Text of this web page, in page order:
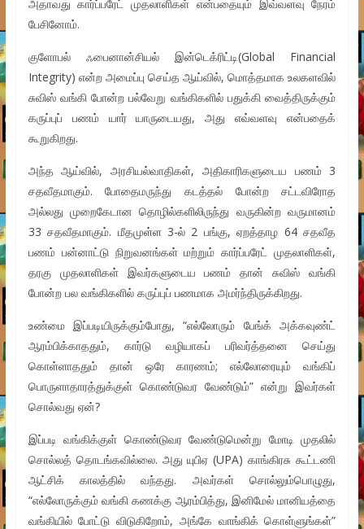
அதாவது கார்ப்பரேட் முதலாளிகள் என்பதையும் இவ்வளவு நேரம்
பேசினோம்.
குளோபல் ஃபைனான்சியல் இன்டெக்ரிட்டி(Global Financial
Integrity) என்ற அமைப்பு செய்த ஆய்வில், மொத்தமாக உலகளவில்
சுவிஸ் வங்கி போன்ற பல்வேறு வங்கிகளில் பதுக்கி வைத்திருக்கும்
கருப்புப் பணம் யார் யாருடையது, அது எவ்வளவு என்பதைக்
கூறுகிறது.
அந்த ஆய்வில், அரசியல்வாதிகள், அதிகாரிகளுடைய பணம் 3
சதவீதமாகும். போதைமருந்து கடத்தல் போன்ற சட்டவிரோத
அல்லது முறைகேடான தொழில்களிலிருந்து வருகின்ற வருமானம்
33 சதவீதமாகும். மீதமுள்ள 3-ல் 2 பங்கு, ஏறத்தாழ 64 சதவீத
பணம் பன்னாட்டு நிறுவனங்கள் மற்றும் கார்ப்பரேட் முதலாளிகள்,
தரகு முதலாளிகள் இவர்களுடைய பணம் தான் சுவிஸ் வங்கி
போன்ற பல வங்கிகளில் கருப்புப் பணமாக அமர்ந்திருக்கிறது.
உண்மை இப்படியிருக்கும்போது, “எல்லோரும் பேங்க் அக்கவுண்ட்
ஆரம்பிக்காததும், கார்டு வழியாகப் பரிவர்த்தனை செய்து
கொள்ளாததும் தான் ஒரே காரணம்; எல்லோரையும் வங்கிப்
பொருளாதாரத்துக்குள் கொண்டுவர வேண்டும்” என்று இவர்கள்
சொல்வது ஏன்?
இப்படி வங்கிக்குள் கொண்டுவர வேண்டுமென்று மோடி முதலில்
சொல்லத் தொடங்கவில்லை. அது யுபிஏ (UPA) காங்கிரசு கூட்டணி
ஆட்சிக் காலத்தில் வந்தது. அவர்கள் சொல்லும்பொழுது,
“எல்லோருக்கும் வங்கி கணக்கு ஆரம்பித்து, இனிமேல் மானியத்தை
வங்கியில் போட்டு விடுகிறோம், அங்கே வாங்கிக் கொள்ளுங்கள்”